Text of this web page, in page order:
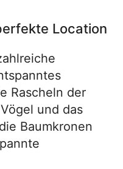
Location
Rascheln der
und das
Baumkronen